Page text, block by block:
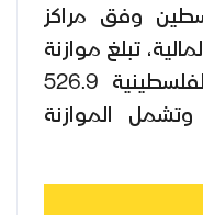
وفق مراكز
تبلغ موازنة
مؤسسات منظمة التحرير الفلسطينية 526.9
شيكل في 2022، وتشمل الموازنة